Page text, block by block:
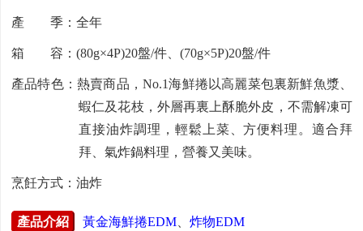
產 季：全年
箱 容：(80g×4P)20盤/件、(70g×5P)20盤/件
產品特色：熱賣商品，No.1海鮮捲以高麗菜包裏新鮮魚漿、
蝦仁及花枝，外層再裏上酥脆外皮，不需解凍可
直接油炸調理，輕鬆上菜、方便料理。適合拜
拜、氣炸鍋料理，營養又美味。
烹飪方式：油炸
產品介紹 黃金海鮮捲EDM 炸物EDM